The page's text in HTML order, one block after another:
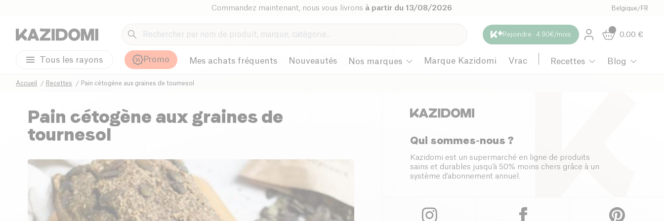
Commandez maintenant, nous vous livrons à partir du 13/08/2026 Belgique /FR
Rejoindre · 4.90€/mois 0.00 €
Tous les rayons Promo Mes achats fréquents Nouveautés Nos marques Marque Kazidomi Vrac Recettes Blog
Accueil Recettes Pain cétogène aux graines de tournesol
Pain cétogène aux graines de
tournesol
Qui sommes-nous ?
Kazidomi est un supermarché en ligne de produits
sains et durables jusqu’à 50% moins chers grâce à un
système d’abonnement annuel.